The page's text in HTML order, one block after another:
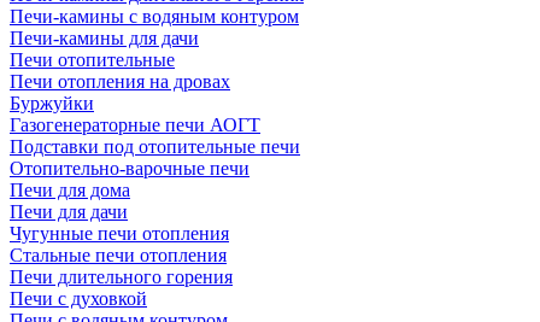
Печи-камины с водяным контуром
Печи-камины для дачи
Печи отопительные
Печи отопления на дровах
Буржуйки
Газогенераторные печи АОГТ
Подставки под отопительные печи
Отопительно-варочные печи
Печи для дома
Печи для дачи
Чугунные печи отопления
Стальные печи отопления
Печи длительного горения
Печи с духовкой